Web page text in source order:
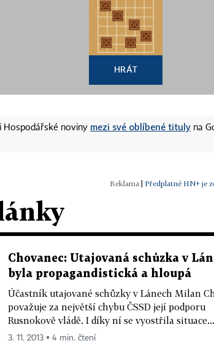
HRÁT
Hospodářské noviny mezi své oblíbené tituly na
| Předplatné HN+ je
Chovanec: Utajovaná schůzka v
byla propagandistická a hloupá
Účastník utajované schůzky v Lánech Milan
považuje za největší chybu ČSSD její podporu
Rusnokově vládě. I díky ní se vyostřila situace...
3. 11. 2013 ▪ 4 min. čtení